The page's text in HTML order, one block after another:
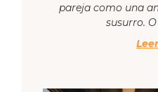
pareja como una
susurro.